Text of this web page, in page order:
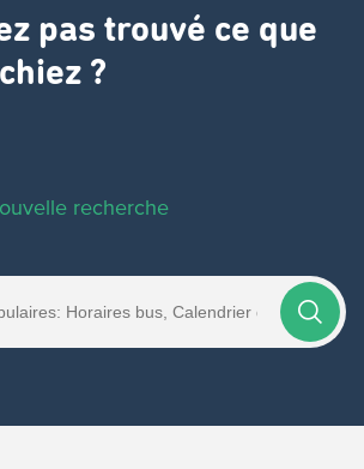
pas trouvé ce que
?
recherche